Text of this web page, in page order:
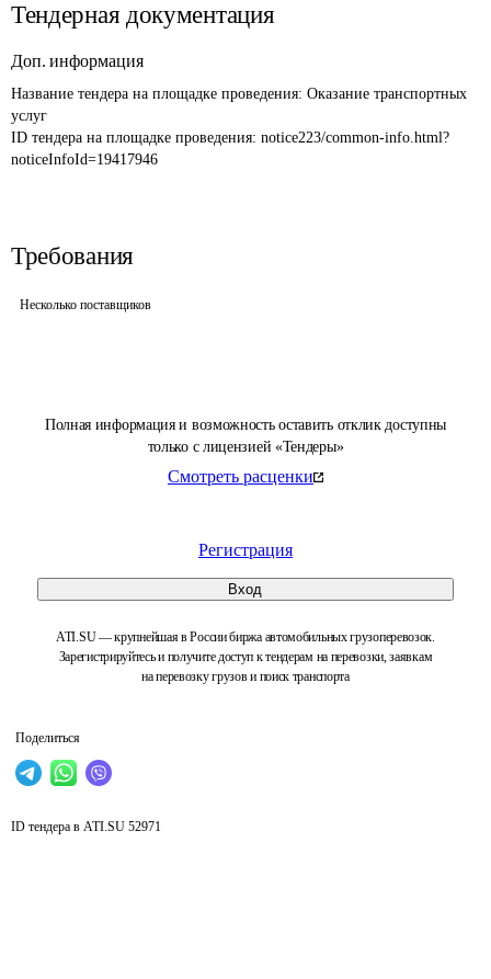
Полная информация и возможность оставить отклик доступны
только с лицензией «Тендеры»
Смотреть расценки
Регистрация
Вход
ATI.SU — крупнейшая в России биржа автомобильных грузоперевозок.
Зарегистрируйтесь и получите доступ к тендерам на перевозки, заявкам
на перевозку грузов и поиск транспорта
Поделиться
Тендерная документация
Доп. информация
Название тендера на площадке проведения: Оказание транспортных
услуг
ID тендера на площадке проведения: notice223/common-info.html?
noticeInfoId=19417946
Требования
Несколько поставщиков
ID тендера в ATI.SU 52971